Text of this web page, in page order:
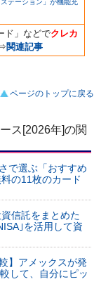
テーション」が機能充
ド」などでクレカ
関連記事
ページのトップに戻る
ス[2026年]の関
で選ぶ「おすすめ
の11枚のカード
信託をまとめた
｣を活用して資
】アメックスが発
して、自分にピッ